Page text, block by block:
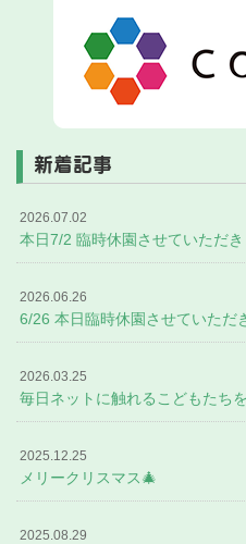
新着記事
2026.07.02
本日7/2 臨時休園させていただき
2026.06.26
6/26 本日臨時休園させていただ
2026.03.25
毎日ネットに触れるこどもたち
2025.12.25
メリークリスマス🎄
2025.08.29